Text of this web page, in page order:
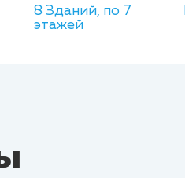
8 Зданий, по 7
этажей